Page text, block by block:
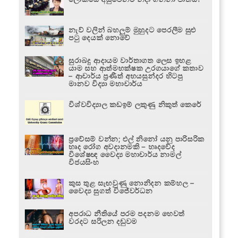
නැව් වලින් බහලුම් මුහුදට පෙරලීම සුළු
පටු දෙයක් නොවේ
සුරාබදු ආදායම වාර්තාගත ලෙස ඉහළ
යාම සහ ආත්මභක්ෂක උරගයාගේ කතාව
– ආචාර්ය ප්‍රණීත් අභයසුන්දර හිටපු
මානව විද්‍යා මහාචාර්ය
විශ්වවිද්‍යාල කඩඉම් ලකුණු නිකුත් කෙරේ
ප්‍රවේසම් වන්න; එල් නිනෝ යනු පාරිසරික
හෘද රෝග අවදානමකි – හෘදවේද
විශේෂඥ වෛද්‍ය මහාචාර්ය නාමල්
විජයසිංහ
කුස තුළ සැඟවුණු නොනිදන කම්හල –
වෛද්‍ය සුගත් විජේවර්ධන
අපරාධ නීතියේ පරම පදනම හෙවත්
වරදට සරිලන දඬුවම